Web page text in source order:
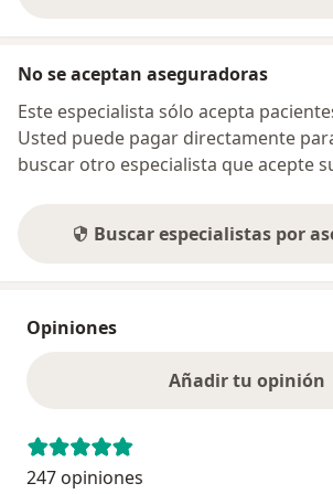
No se aceptan aseguradoras
Este especialista sólo acepta
Usted puede pagar directamente
buscar otro especialista que acepte
Buscar especialistas por
Opiniones
Añadir tu opinión
247 opiniones